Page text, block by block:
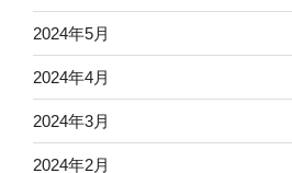
2024年5月
2024年4月
2024年3月
2024年2月